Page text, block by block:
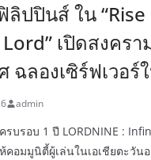
ลิปปินส์ ใน
เปิดสงคร
ฉลองเซิร์ฟเวอร์
admin
รบรอบ 1 ปี LORDNINE :
คอมมูนิตี้ผู้เล่นในเอเชียตะวัน